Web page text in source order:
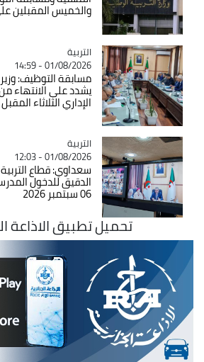
والخميس المقبلين على
Catégorie
التربية
01/08/2026 - 14:59
مسابقة التوظيف: وزير
يشدد على الانتهاء من
الإداري الثلاثاء المقبل
Catégorie
التربية
01/08/2026 - 12:03
سعداوي: قطاع التربية
الدقيق للدخول
06 سبتمبر 2026
تحميل تطبيق الاذاعة